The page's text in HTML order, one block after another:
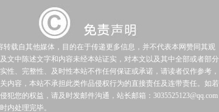
载自其他媒体，目的在于传递更多信息，并不代表本网赞同其观
文中陈述文字和内容未经本站证实，对本文以及其中全部或者部分
性、完整性、及时性本站不作任何保证或承诺，请读者仅作参考，
内容，本站不承担此类作品侵权行为的直接责任及连带责任。如若
犯您的权益，请及时发邮件沟通，站长邮箱：3035525123@qq.com
内处理完毕。